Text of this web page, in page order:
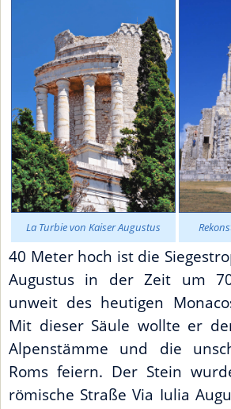
La Turbie von Kaiser Augustus
40 Meter hoch ist die
Augustus in der Zeit um
unweit des heutigen
Mit dieser Säule wollte er
Alpenstämme und die
Roms feiern. Der Stein
römische Straße Via Iulia